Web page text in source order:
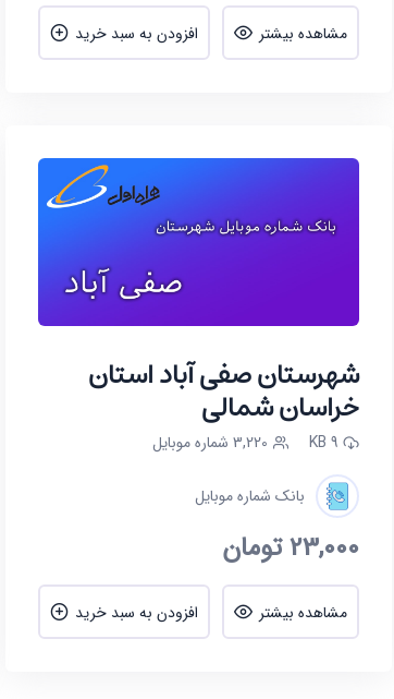
مشاهده بیشتر افزودن به سبد خرید
شهرستان صفی آباد استان
خراسان شمالی
9 KB 3,220 شماره موبایل
بانک شماره موبایل
23,000تومان
مشاهده بیشتر افزودن به سبد خرید